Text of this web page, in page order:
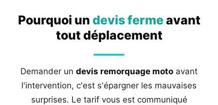
Pourquoi un devis fermeavant
tout déplacement
Demander un devis remorquage moto avant
l'intervention, c'est s'épargner les mauvaises
surprises. Le tarif vous est communiqué